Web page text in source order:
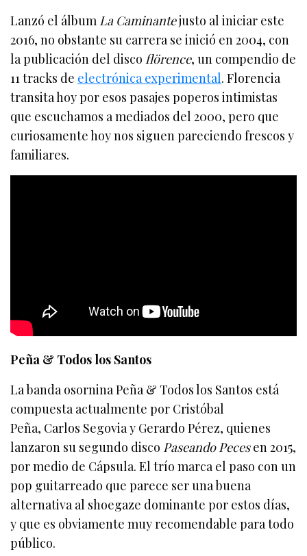
Lanzó el álbum La Caminantejusto al iniciar este
2016, no obstante su carrera se inició en 2004, con
la publicación del discoflörence, un compendio de
11 tracks de electrónica experimental. Florencia
transita hoy por esos pasajes poperos intimistas
que escuchamos a mediados del 2000, pero que
curiosamente hoy nos siguen pareciendo frescos y
familiares.
Peña & Todos los Santos
La banda osornina Peña & Todos los Santos está
compuesta actualmente por Cristóbal
Peña, Carlos Segovia y Gerardo Pérez, quienes
lanzaron su segundo disco Paseando Pecesen 2015,
por medio de Cápsula. El trío marca el paso con un
pop guitarreado que parece ser una buena
alternativa al shoegaze dominante por estos días,
y que es obviamente muy recomendable para todo
público.